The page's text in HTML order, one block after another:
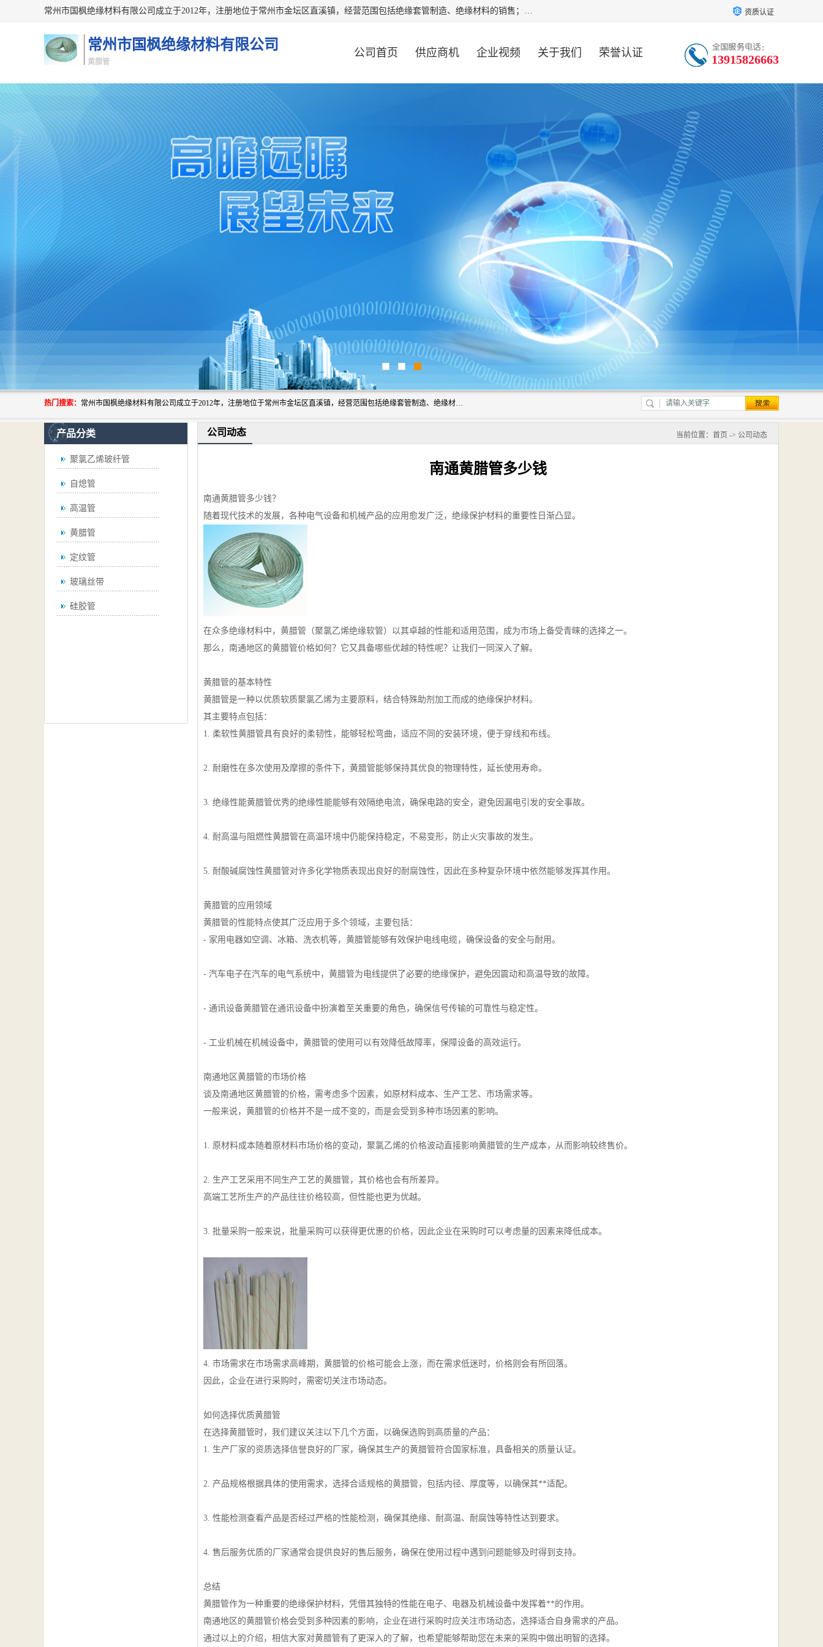
常州市国枫绝缘材料有限公司成立于2012年，注册地位于常州市金坛区直溪镇，经营范围包括绝缘套管制造、绝缘材料的销售；专业生产各种：黄腊管、自熄管、硅胶管、定纹管，厂价直销。 资质认证
常州市国枫绝缘材料有限公司
黄腊管
公司首页 供应商机 企业视频 关于我们 荣誉认证 13915826663
热门搜索： 常州市国枫绝缘材料有限公司成立于2012年，注册地位于常州市金坛区直溪镇，经营范围包括绝缘套管制造、绝缘材料的销售；专业生产各种：黄腊管、自熄管、硅胶管、定纹管，厂价直销。
产品分类
聚氯乙烯玻纤管
自熄管
高温管
黄腊管
定纹管
玻璃丝带
硅胶管
公司动态 当前位置： 首页 -> 公司动态
南通黄腊管多少钱
南通黄腊管多少钱？
随着现代技术的发展，各种电气设备和机械产品的应用愈发广泛，绝缘保护材料的重要性日渐凸显。
在众多绝缘材料中，黄腊管（聚氯乙烯绝缘软管）以其卓越的性能和适用范围，成为市场上备受青睐的选择之一。
那么，南通地区的黄腊管价格如何？它又具备哪些优越的特性呢？让我们一同深入了解。
黄腊管的基本特性
黄腊管是一种以优质软质聚氯乙烯为主要原料，结合特殊助剂加工而成的绝缘保护材料。
其主要特点包括：
1. 柔软性黄腊管具有良好的柔韧性，能够轻松弯曲，适应不同的安装环境，便于穿线和布线。
2. 耐磨性在多次使用及摩擦的条件下，黄腊管能够保持其优良的物理特性，延长使用寿命。
3. 绝缘性能黄腊管优秀的绝缘性能能够有效隔绝电流，确保电路的安全，避免因漏电引发的安全事故。
4. 耐高温与阻燃性黄腊管在高温环境中仍能保持稳定，不易变形，防止火灾事故的发生。
5. 耐酸碱腐蚀性黄腊管对许多化学物质表现出良好的耐腐蚀性，因此在多种复杂环境中依然能够发挥其作用。
黄腊管的应用领域
黄腊管的性能特点使其广泛应用于多个领域，主要包括：
- 家用电器如空调、冰箱、洗衣机等，黄腊管能够有效保护电线电缆，确保设备的安全与耐用。
- 汽车电子在汽车的电气系统中，黄腊管为电线提供了必要的绝缘保护，避免因震动和高温导致的故障。
- 通讯设备黄腊管在通讯设备中扮演着至关重要的角色，确保信号传输的可靠性与稳定性。
- 工业机械在机械设备中，黄腊管的使用可以有效降低故障率，保障设备的高效运行。
南通地区黄腊管的市场价格
谈及南通地区黄腊管的价格，需考虑多个因素，如原材料成本、生产工艺、市场需求等。
一般来说，黄腊管的价格并不是一成不变的，而是会受到多种市场因素的影响。
1. 原材料成本随着原材料市场价格的变动，聚氯乙烯的价格波动直接影响黄腊管的生产成本，从而影响较终售价。
2. 生产工艺采用不同生产工艺的黄腊管，其价格也会有所差异。
高端工艺所生产的产品往往价格较高，但性能也更为优越。
3. 批量采购一般来说，批量采购可以获得更优惠的价格，因此企业在采购时可以考虑量的因素来降低成本。
4. 市场需求在市场需求高峰期，黄腊管的价格可能会上涨，而在需求低迷时，价格则会有所回落。
因此，企业在进行采购时，需密切关注市场动态。
如何选择优质黄腊管
在选择黄腊管时，我们建议关注以下几个方面，以确保选购到高质量的产品：
1. 生产厂家的资质选择信誉良好的厂家，确保其生产的黄腊管符合国家标准，具备相关的质量认证。
2. 产品规格根据具体的使用需求，选择合适规格的黄腊管，包括内径、厚度等，以确保其**适配。
3. 性能检测查看产品是否经过严格的性能检测，确保其绝缘、耐高温、耐腐蚀等特性达到要求。
4. 售后服务优质的厂家通常会提供良好的售后服务，确保在使用过程中遇到问题能够及时得到支持。
总结
黄腊管作为一种重要的绝缘保护材料，凭借其独特的性能在电子、电器及机械设备中发挥着**的作用。
南通地区的黄腊管价格会受到多种因素的影响，企业在进行采购时应关注市场动态，选择适合自身需求的产品。
通过以上的介绍，相信大家对黄腊管有了更深入的了解，也希望能够帮助您在未来的采购中做出明智的选择。